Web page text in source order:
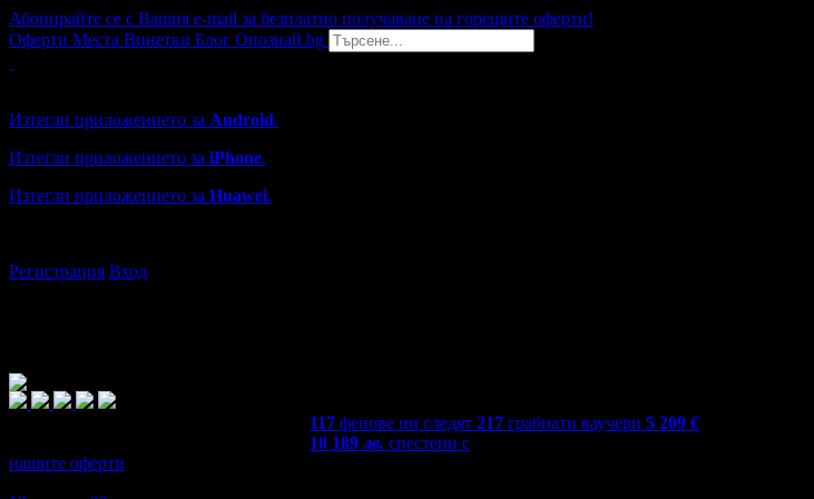
Абонирайте се с Вашия e-mail за безплатно получаване на горещите оферти!
Оферти Места Винетки Блог Опознай.bg
Изтегли приложението за Android.
Изтегли приложението за iPhone.
Изтегли приложението за Huawei.
Регистрация Вход
117 фенове ни следят 217 грабнати ваучери 5 209 €
10 189лв. спестени с
нашите оферти